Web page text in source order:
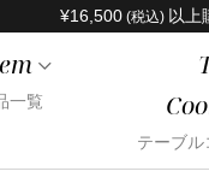
¥16,500 (税込) 以上
一覧
テーブル